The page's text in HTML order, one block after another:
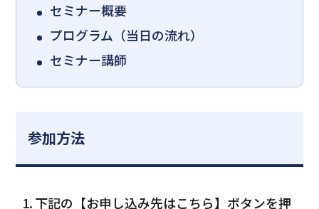
セミナー概要
プログラム（当日の流れ）
セミナー講師
参加方法
下記の【お申し込み先はこちら】ボタンを押